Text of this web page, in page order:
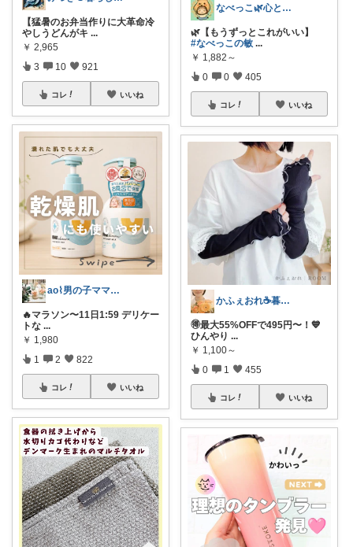
【猛暑のお弁当作りに大革命冷
やしうどんがキ ...
￥ 2,965
3 10 921
コレ いいね
ao⌇男の子ママの暮らし
🔥マラソン〜11日1:59 デリケー
トな ...
￥ 1,980
1 2 822
コレ いいね
なべっこ🌿心と体を整える暮らし
🌿【もうずっとこれがいい】
#なべっこの敏 ...
￥ 1,882～
0 0 405
コレ いいね
かふぇおれ☕暮らしを整える便利グッズ🍀
🉐最大55%OFFで495円〜！💙
ひんやり ...
￥ 1,100～
0 1 455
コレ いいね